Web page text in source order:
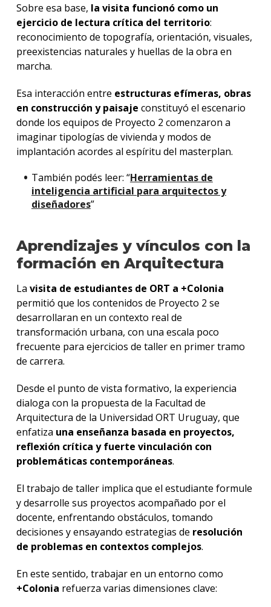
Sobre esa base, la visita funcionó como un
ejercicio de lectura crítica del territorio:
reconocimiento de topografía, orientación, visuales,
preexistencias naturales y huellas de la obra en
marcha.
Esa interacción entre estructuras efímeras, obras
en construcción y paisaje constituyó el escenario
donde los equipos de Proyecto 2 comenzaron a
imaginar tipologías de vivienda y modos de
implantación acordes al espíritu del masterplan.
También podés leer: “Herramientas de
inteligencia artificial para arquitectos y
diseñadores”
Aprendizajes y vínculos con la
formación en Arquitectura
La visita de estudiantes de ORT a +Colonia
permitió que los contenidos de Proyecto 2 se
desarrollaran en un contexto real de
transformación urbana, con una escala poco
frecuente para ejercicios de taller en primer tramo
de carrera.
Desde el punto de vista formativo, la experiencia
dialoga con la propuesta de la Facultad de
Arquitectura de la Universidad ORT Uruguay, que
enfatiza una enseñanza basada en proyectos,
reflexión crítica y fuerte vinculación con
problemáticas contemporáneas.
El trabajo de taller implica que el estudiante formule
y desarrolle sus proyectos acompañado por el
docente, enfrentando obstáculos, tomando
decisiones y ensayando estrategias de resolución
de problemas en contextos complejos.
En este sentido, trabajar en un entorno como
+Colonia refuerza varias dimensiones clave: